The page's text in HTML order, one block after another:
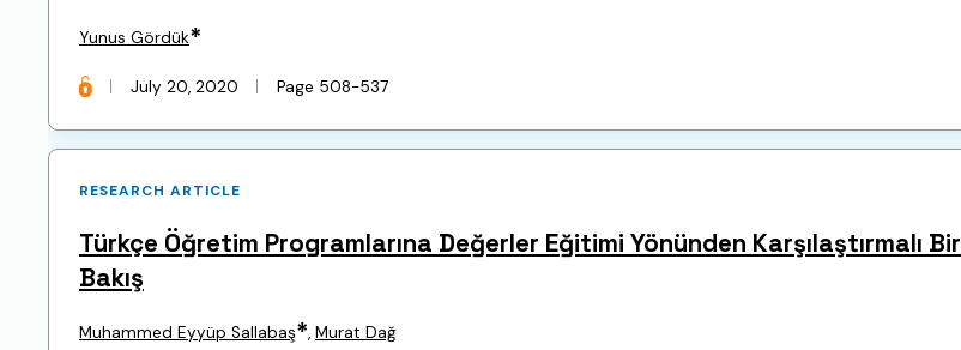
Yunus Gördük*
July 20, 2020 Page 508-537
RESEARCH ARTICLE
Türkçe Öğretim Programlarına Değerler Eğitimi Yönünden Karşılaştırmalı Bir
Bakış
Muhammed Eyyüp Sallabaş*, Murat Dağ